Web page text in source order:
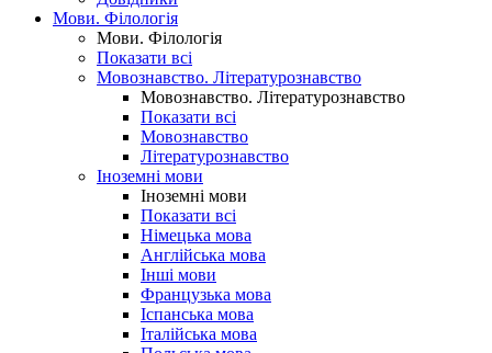
Мови. Філологія
Мови. Філологія
Показати всі
Мовознавство. Літературознавство
Мовознавство. Літературознавство
Показати всі
Мовознавство
Літературознавство
Іноземні мови
Іноземні мови
Показати всі
Німецька мова
Англійська мова
Інші мови
Французька мова
Іспанська мова
Італійська мова